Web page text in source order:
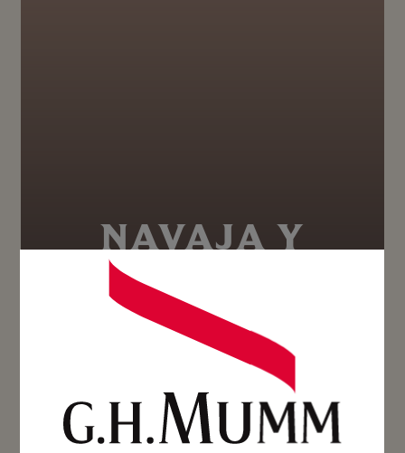
NAVAJA Y
NECTARINA
Grand Cordon – Aperitivo